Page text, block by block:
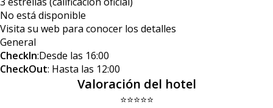
No está disponible
Visita su web para conocer los detalles
General
CheckIn:Desde las 16:00
CheckOut: Hasta las 12:00
Valoración del hotel
⭐⭐⭐⭐⭐